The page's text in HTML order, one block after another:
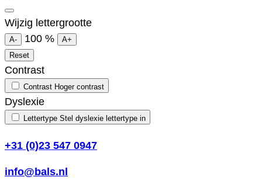
Wijzig lettergrootte
A- 100 %
A+
Reset
Contrast
Contrast Hoger contrast
Dyslexie
Lettertype Stel dyslexie lettertype in
+31 (0)23 547 0947
info@bals.nl